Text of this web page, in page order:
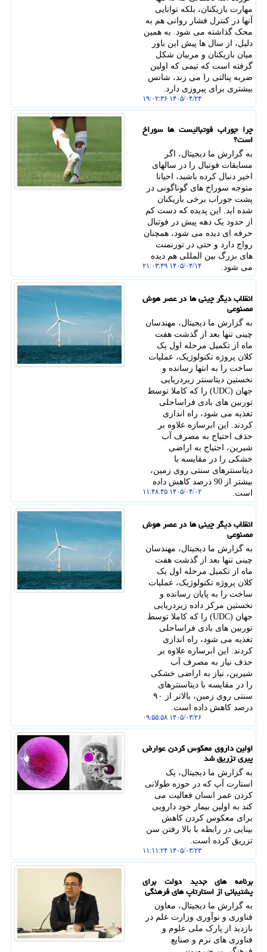
مهارت بازیکنان، بلکه توانایی
آنها در کنترل فشار روانی هم به
محک گذاشته می شود. به همین
دلیل، از سال ها پیش این باور
میان بازیکنان و مربیان شکل
گرفته است که تیمی که اولین
ضربه پنالتی را می زند، شانس
بیشتری برای پیروزی دارد.
۱۴۰۵/۰۴/۲۴ ۱۹:۰۲:۳۶
چرا جوراب فوتبالیست ها سوراخ
است؟
به گزارش ما دیجیتال، اگر
مسابقات فوتبال را در سالهای
اخیر دنبال کرده باشید، احیانا
متوجه سوراخ های گوناگونی در
پشت جوراب برخی بازیکنان
شده اید. این پدیده که دست کم
از حدود یک دهه پیش در فوتبال
حرفه ای دیده می شود، همچنان
رواج دارد و حتی در تورنمنت
های بزرگ بین المللی هم دیده
می شود.
۱۴۰۵/۰۴/۱۴ ۲۱:۰۳:۴۹
انقلاب دیگر چینی ها در عصر هوش
مصنوعی
به گزارش ما دیجیتال، مهندسان
چینی تنها بعد از گذشت هفت
ماه از تکمیل مرحله اول یک
کلان پروژه تکنولوژیک، عملیات
ساخت را به انتها رسانده و
نخستین دیتاسنتر زیردریایی
جهان (UDC) را که کاملا توسط
توربین های بادی فراساحلی
تغذیه می شود، راه اندازی
کردند. این ابرسازه علاوه بر
حذف احتیاج به مصرف آب
شیرین، احتیاج به اراضی
خشکی را در مقایسه با
دیتاسنترهای سنتی روی زمین،
بیشتر از 90 درصد کاهش داده
است.
۱۴۰۵/۰۴/۰۲ ۱۱:۴۸:۴۵
انقلاب دیگر چینی ها در عصر هوش
مصنوعی
به گزارش ما دیجیتال، مهندسان
چینی تنها بعد از گذشت هفت
ماه از تکمیل مرحله اول یک
کلان پروژه تکنولوژیک، عملیات
ساخت را به پایان رسانده و
نخستین مرکز داده زیردریایی
جهان (UDC) را که کاملا توسط
توربین های بادی فراساحلی
تغذیه می شود، راه اندازی
کردند. این ابرسازه علاوه بر
حذف نیاز به مصرف آب
شیرین، نیاز به اراضی خشکی
را در مقایسه با دیتاسنترهای
سنتی روی زمین، بالاتر از ۹۰
درصد کاهش داده است.
۱۴۰۵/۰۳/۲۶ ۰۹:۵۵:۵۸
اولین داروی معکوس کردن عوارض
پیری تزریق شد
به گزارش ما دیجیتال، یک
استارت آپ که در حوزه طولانی
کردن عمر انسان فعالیت می
کند به اولین بیمار خود دارویی
برای معکوس کردن کاهش
بینایی در رابطه با بالا رفتن سن
تزریق کرده است.
۱۴۰۵/۰۳/۲۳ ۱۱:۱۱:۲۴
برنامه های جدید دولت برای
پشتیبانی از استارتاپ های فرهنگی
به گزارش ما دیجیتال، معاون
فناوری و نوآوری وزارت علم در
بازدید از پارک ملی علوم و
فناوری های نرم و صنایع